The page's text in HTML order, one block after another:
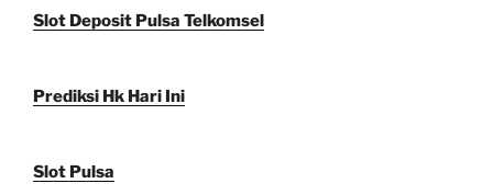
Slot Deposit Pulsa Telkomsel
Prediksi Hk Hari Ini
Slot Pulsa